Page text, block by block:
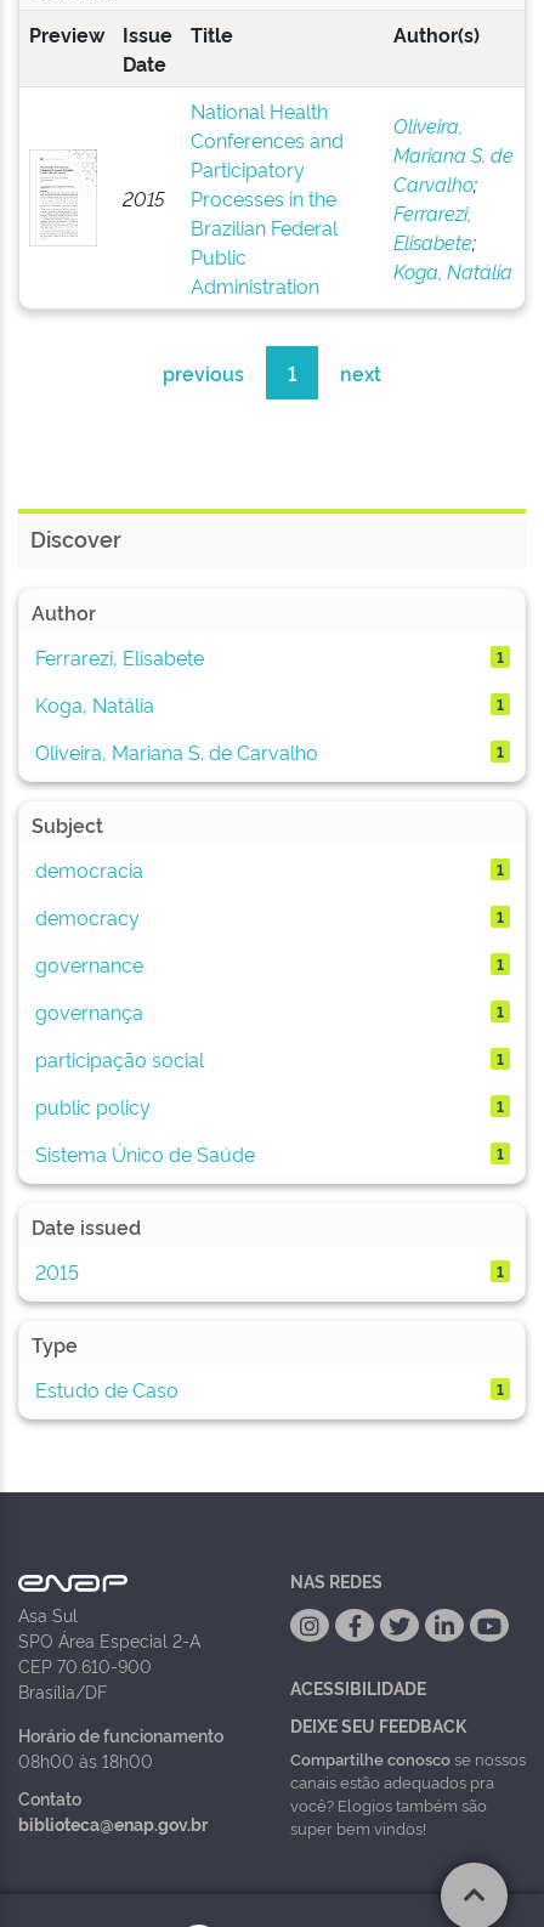
Preview
Issue
Date
Title Author(s)
2015
National Health
Conferences and
Participatory
Processes in the
Brazilian Federal
Public
Administration
Oliveira,
Mariana S. de
Carvalho;
Ferrarezi,
Elisabete;
Koga, Natália
previous 1 next
Discover
Author
Ferrarezi, Elisabete
1
Koga, Natália 1
Oliveira, Mariana S. de Carvalho 1
Subject
democracia
1
democracy 1
governance 1
governança 1
participação social 1
public policy 1
Sistema Único de Saúde 1
Date issued
2015
1
Type
Estudo de Caso
1
Asa Sul
SPO Área Especial 2-A
CEP 70.610-900
Brasília/DF
Horário de funcionamento
08h00 às 18h00
Contato
biblioteca@enap.gov.br
NAS REDES
ACESSIBILIDADE
DEIXE SEU FEEDBACK
Compartilhe conoscose nossos
canais estão adequados pra
você? Elogios também são
super bem vindos!